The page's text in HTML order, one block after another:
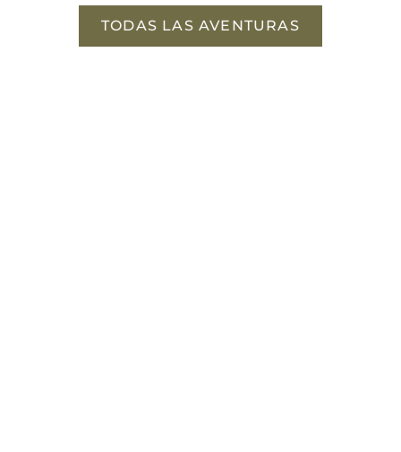
TODAS LAS AVENTURAS